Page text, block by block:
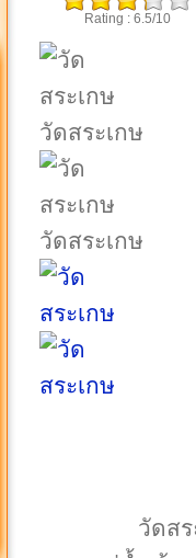
Rating : 6.5/10
วัดสระเกษ
วัดสระเกษ
วัดส